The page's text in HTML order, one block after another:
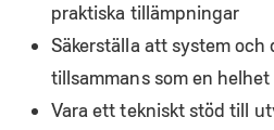
praktiska tillämpningar
Säkerställa att system
tillsammans som en helhet
Vara ett tekniskt stöd till